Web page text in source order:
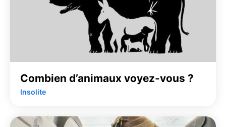
Combien d’animaux voyez-vous ?
Insolite